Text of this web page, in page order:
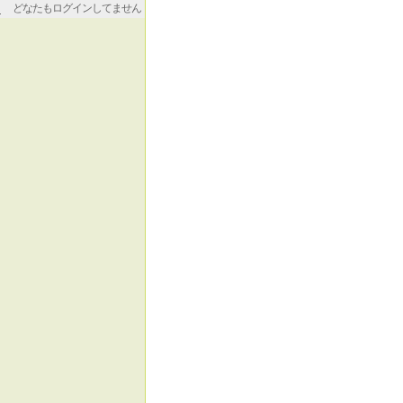
どなたもログインしてません